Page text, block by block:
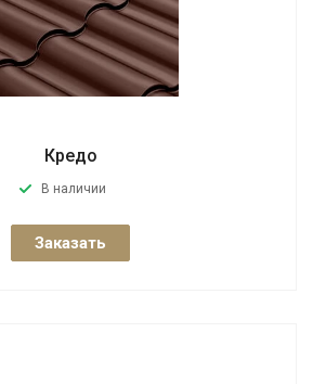
Кредо
В наличии
Заказать